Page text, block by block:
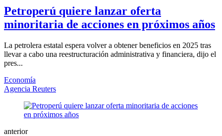
Petroperú quiere lanzar oferta
minoritaria de acciones en próximos años
La petrolera estatal espera volver a obtener beneficios en 2025 tras
llevar a cabo una reestructuración administrativa y financiera, dijo el
pres...
Economía
Agencia Reuters
anterior